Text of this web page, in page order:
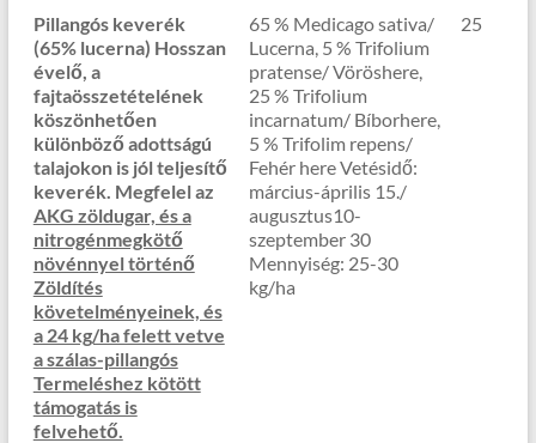
Pillangós keverék
(65% lucerna) Hosszan
évelő, a
fajtaösszetételének
köszönhetően
különböző adottságú
talajokon is jól teljesítő
keverék. Megfelel az
AKG zöldugar, és a
nitrogénmegkötő
növénnyel történő
Zöldítés
követelményeinek, és
a 24 kg/ha felett vetve
a szálas-pillangós
Termeléshez kötött
támogatás is
felvehető.
65 % Medicago sativa/
Lucerna, 5 % Trifolium
pratense/ Vöröshere,
25 % Trifolium
incarnatum/ Bíborhere,
5 % Trifolim repens/
Fehér here Vetésidő:
március-április 15./
augusztus10-
szeptember 30
Mennyiség: 25-30
kg/ha
25